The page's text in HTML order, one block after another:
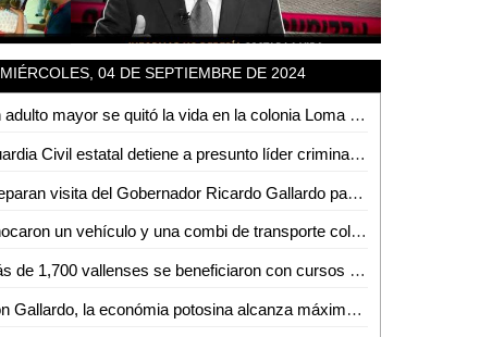
MIÉRCOLES, 04 DE SEPTIEMBRE DE 2024
Un adulto mayor se quitó la vida en la colonia Loma Bonita
Guardia Civil estatal detiene a presunto líder criminal en Tamasopo
Preparan visita del Gobernador Ricardo Gallardo para inaugurar el antiguo camino a Tanzacalte
Chocaron un vehículo y una combi de transporte colectivo cerca de terrenos de la feria
Más de 1,700 vallenses se beneficiaron con cursos de Desarrollo Agropecuario
Con Gallardo, la económia potosina alcanza máximo de crecimiento